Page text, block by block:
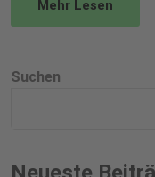
Mehr Lesen
Suchen